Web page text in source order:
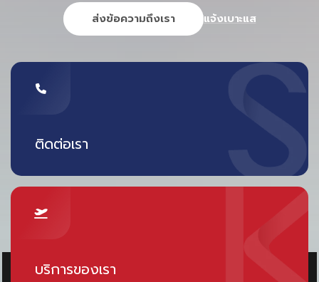
เที่ยวบินที่เพิ่มขึ้น เป็นอีกหนึ่งปัจจัยสำคัญที่ต้องดำเนินควบคู่ไป
กับเทคโนโลยี
พร้อมกันนั้น การบริหารจัดการภาคพื้น (Ground Handling)
ที่มีประสิทธิภาพและน่าเชื่อถือ จะช่วยให้:
และเพิ่มความเชื่อมั่นให้กับสายการบิน
ทั้งหมดนี้คือ “รากฐาน” ที่ทำให้ระบบการบินสามารถเติบโตได้
ส่งข้อความถึงเรา แจ้งเบาะแส
ติดต่อเรา
บริการของเรา